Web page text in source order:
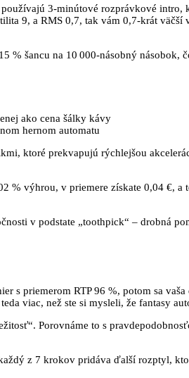
3‑minútové rozprávkové
9, a RMS 0,7, tak vám 0,7‑krát väčší
šancu na 10 000‑násobný násobok,
ako cena šálky kávy
hernom automatu
ktoré prekvapujú rýchlejšou
% výhrou, v priemere získate 0,04 €, a
v podstate „toothpick“ – drobná
s priemerom RTP 96 %, potom sa
viac, než ste si mysleli, že fantasy
Porovnáme to s
každý z 7 krokov pridáva ďalší